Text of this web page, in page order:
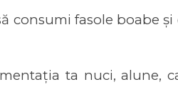
fasole boabe
ta nuci, alune,